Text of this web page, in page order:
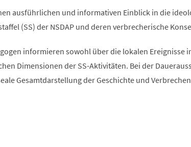
ausführlichen und informativen Einblick in die
(SS) der NSDAP und deren verbrecherische
informieren sowohl über die lokalen Ereignisse
Dimensionen der SS-Aktivitäten. Bei der
Gesamtdarstellung der Geschichte und